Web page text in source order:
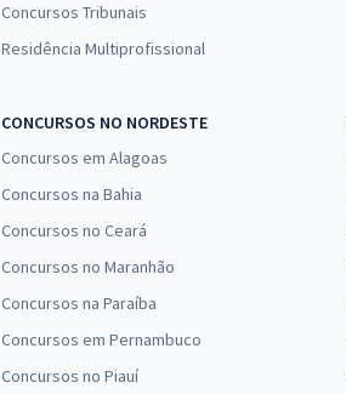
Concursos Tribunais
Residência Multiprofissional
CONCURSOS NO NORDESTE
Concursos em Alagoas
Concursos na Bahia
Concursos no Ceará
Concursos no Maranhão
Concursos na Paraíba
Concursos em Pernambuco
Concursos no Piauí